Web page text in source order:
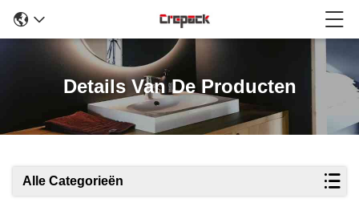
Details Van De Producten
Alle Categorieën